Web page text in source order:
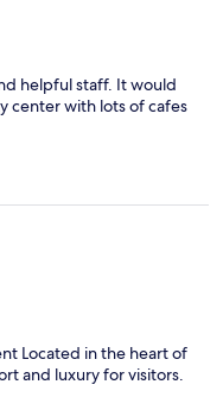
helpful staff. It would
center with lots of cafes
Located in the heart of
and luxury for visitors.